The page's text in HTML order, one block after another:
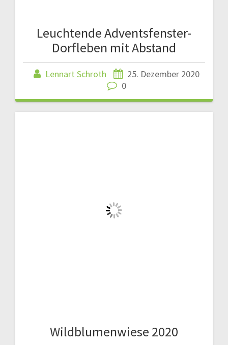
Leuchtende Adventsfenster-
Dorfleben mit Abstand
Lennart Schroth
25. Dezember 2020
0
Wildblumenwiese 2020